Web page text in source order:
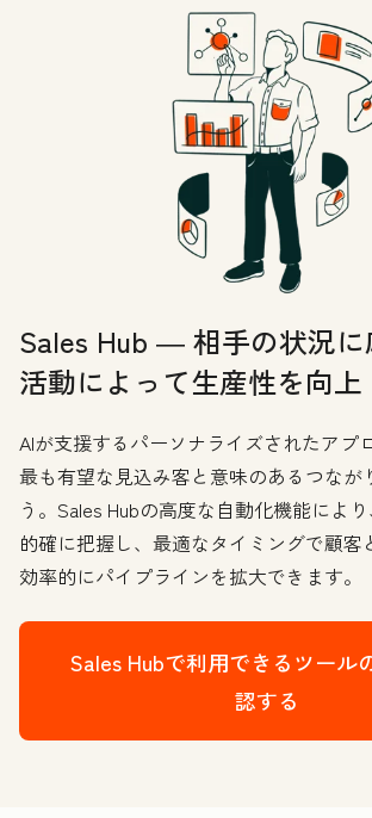
Sales Hub ― 相手の状況に
活動によって生産性を向上
AIが支援するパーソナライズされたアプ
最も有望な見込み客と意味のあるつなが
う。Sales Hubの高度な自動化機能によ
的確に把握し、最適なタイミングで顧客
効率的にパイプラインを拡大できます。
Sales Hubで利用できるツール
認する